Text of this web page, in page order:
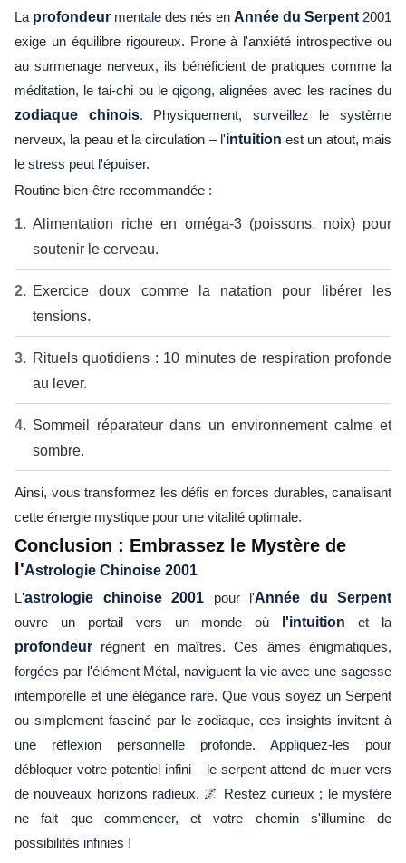
La profondeur mentale des nés en Année du Serpent 2001
exige un équilibre rigoureux. Prone à l'anxiété introspective ou
au surmenage nerveux, ils bénéficient de pratiques comme la
méditation, le tai-chi ou le qigong, alignées avec les racines du
zodiaque chinois. Physiquement, surveillez le système
nerveux, la peau et la circulation – l'intuition est un atout, mais
le stress peut l'épuiser.
Routine bien-être recommandée :
Alimentation riche en oméga-3 (poissons, noix) pour
soutenir le cerveau.
Exercice doux comme la natation pour libérer les
tensions.
Rituels quotidiens : 10 minutes de respiration profonde
au lever.
Sommeil réparateur dans un environnement calme et
sombre.
Ainsi, vous transformez les défis en forces durables, canalisant
cette énergie mystique pour une vitalité optimale.
Conclusion : Embrassez le Mystère de
l'Astrologie Chinoise 2001
L'astrologie chinoise 2001 pour l'Année du Serpent
ouvre un portail vers un monde où
l'intuition et la
profondeur règnent en maîtres. Ces âmes énigmatiques,
forgées par l'élément Métal, naviguent la vie avec une sagesse
intemporelle et une élégance rare. Que vous soyez un Serpent
ou simplement fasciné par le zodiaque, ces insights invitent à
une réflexion personnelle profonde. Appliquez-les pour
débloquer votre potentiel infini – le serpent attend de muer vers
de nouveaux horizons radieux. 🌌 Restez curieux ; le mystère
ne fait que commencer, et votre chemin s'illumine de
possibilités infinies !